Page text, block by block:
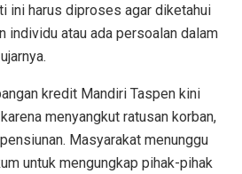
ini harus diproses agar diketahui
individu atau ada persoalan dalam
kredit Mandiri Taspen kini
menyangkut ratusan korban,
Masyarakat menunggu
untuk mengungkap pihak-pihak